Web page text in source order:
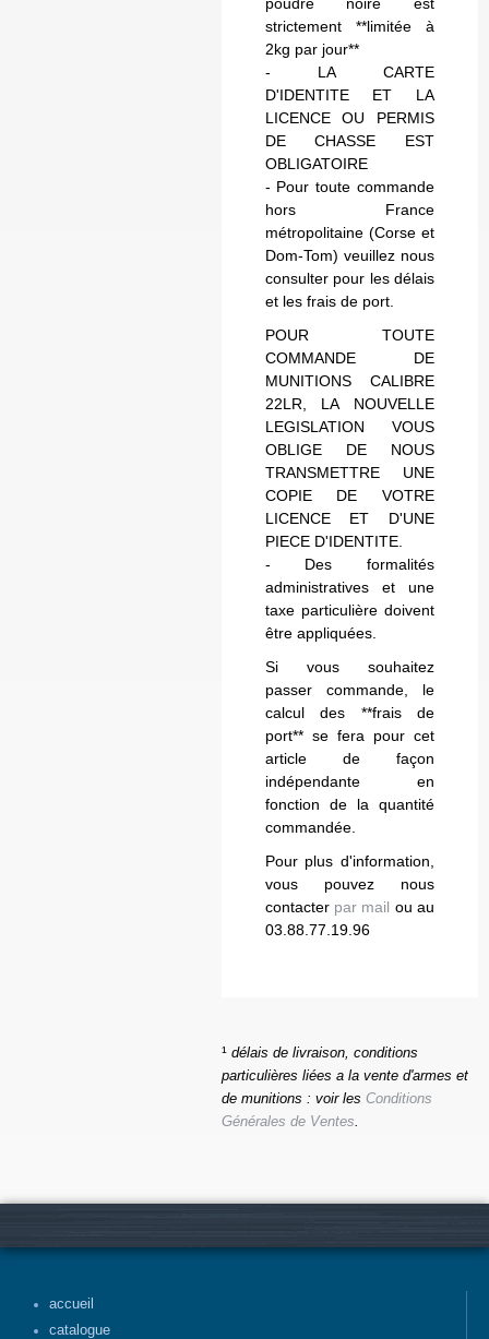
strictement **limitée à
2kg par jour**
- LA CARTE
D'IDENTITE ET LA
LICENCE OU PERMIS
DE CHASSE EST
OBLIGATOIRE
- Pour toute commande
hors France
métropolitaine (Corse et
Dom-Tom) veuillez nous
consulter pour les délais
et les frais de port.
POUR TOUTE
COMMANDE DE
MUNITIONS CALIBRE
22LR, LA NOUVELLE
LEGISLATION VOUS
OBLIGE DE NOUS
TRANSMETTRE UNE
COPIE DE VOTRE
LICENCE ET D'UNE
PIECE D'IDENTITE.
- Des formalités
administratives et une
taxe particulière doivent
être appliquées.
Si vous souhaitez
passer commande, le
calcul des **frais de
port** se fera pour cet
article de façon
indépendante en
fonction de la quantité
commandée.
Pour plus d'information,
vous pouvez nous
contacter par mail ou au
03.88.77.19.96
¹ délais de livraison, conditions
particulières liées a la vente d'armes et
de munitions : voir les Conditions
Générales de Ventes.
accueil
catalogue